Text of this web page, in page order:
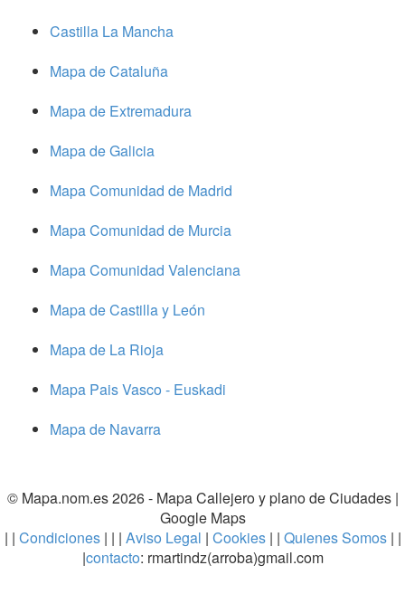
Castilla La Mancha
Mapa de Cataluña
Mapa de Extremadura
Mapa de Galicia
Mapa Comunidad de Madrid
Mapa Comunidad de Murcia
Mapa Comunidad Valenciana
Mapa de Castilla y León
Mapa de La Rioja
Mapa Pais Vasco - Euskadi
Mapa de Navarra
© Mapa.nom.es 2026 - Mapa Callejero y plano de Ciudades|
Google Maps
| | Condiciones| | | Aviso Legal | Cookies | | Quienes Somos | |
|contacto: rmartindz(arroba)gmail.com